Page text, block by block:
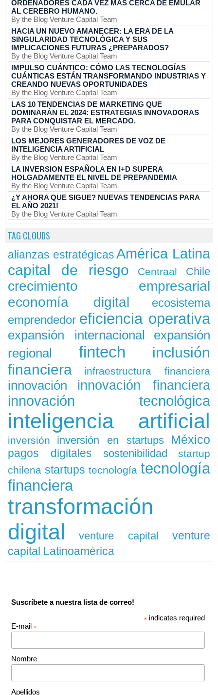
ORDENADORES CADA VEZ MAS CERCA DE EMULAR
AL CEREBRO HUMANO.
By the Blog Venture Capital Team
HACIA UN NUEVO AMANECER: LA ERA DE LA
SINGULARIDAD TECNOLÓGICA Y SUS
IMPLICACIONES FUTURAS ¿PREPARADOS?
By the Blog Venture Capital Team
IMPULSO CUÁNTICO: CÓMO LAS TECNOLOGÍAS
CUÁNTICAS ESTÁN TRANSFORMANDO INDUSTRIAS Y
CREANDO NUEVAS OPORTUNIDADES
By the Blog Venture Capital Team
LAS 10 TENDENCIAS DE MARKETING QUE
DOMINARÁN EL 2024: ESTRATEGIAS INNOVADORAS
PARA CONQUISTAR EL MERCADO.
By the Blog Venture Capital Team
LOS MEJORES GENERADORES DE VOZ DE
INTELIGENCIA ARTIFICIAL
By the Blog Venture Capital Team
LA INVERSION ESPAÑOLA EN I+D SUPERA
HOLGADAMENTE EL NIVEL DE PREPANDEMIA
By the Blog Venture Capital Team
¿Y AHORA QUE SIGUE? NUEVAS TENDENCIAS PARA
EL AÑO 2021!
By the Blog Venture Capital Team
TAG CLOUDS
alianzas estratégicas América Latina
capital de riesgo Centraal Chile
crecimiento empresarial
economía digital
ecosistema
emprendedor eficiencia operativa
expansión internacional
expansión
regional
fintech
inclusión
financiera
infraestructura financiera
innovación innovación financiera
innovación tecnológica
inteligencia artificial
inversión inversión en startups México
pagos digitales sostenibilidad
startup
chilena startups tecnología tecnología
financiera
transformación
digital
venture capital
venture
capital Latinoamérica
Suscríbete a nuestra lista de correo!
* indicates required
E-mail *
Nombre
Apellidos